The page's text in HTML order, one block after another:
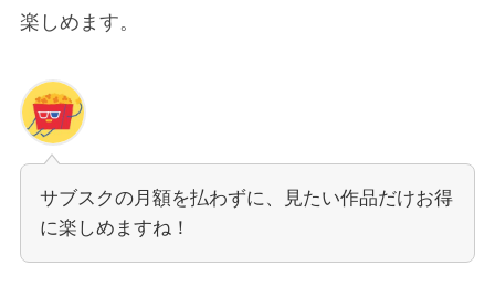
楽しめます。
サブスクの月額を払わずに、見たい作品だけお得
に楽しめますね！